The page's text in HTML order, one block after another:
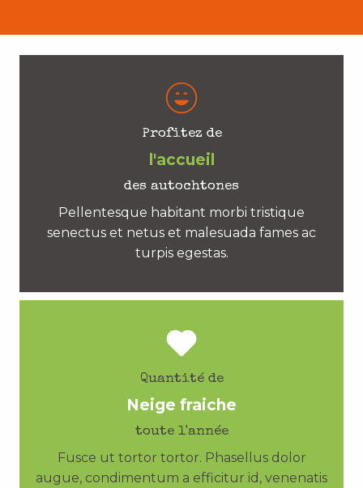
Profitez de
l'accueil
des autochtones
Pellentesque habitant morbi tristique
senectus et netus et malesuada fames ac
turpis egestas.
Quantité de
Neige fraiche
toute l'année
Fusce ut tortor tortor. Phasellus dolor
augue, condimentum a efficitur id, venenatis